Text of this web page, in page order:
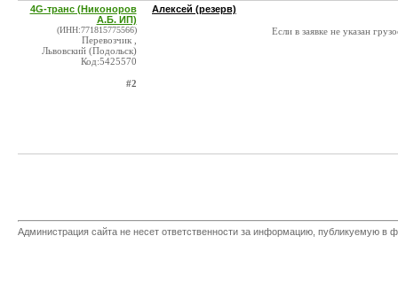
4G-транс (Никоноров
А.Б. ИП)
(ИНН:771815775566)
Перевозчик ,
Львовский (Подольск)
Код:5425570
#2
Алексей (резерв)
Если в заявке не указан
Администрация сайта не несет ответственности за информацию, публикуемую